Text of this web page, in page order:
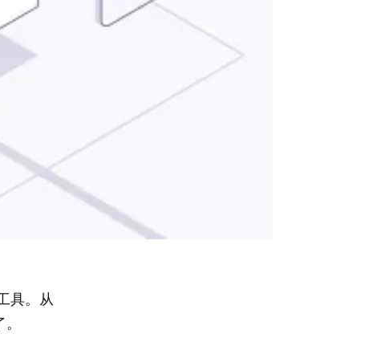
具。从